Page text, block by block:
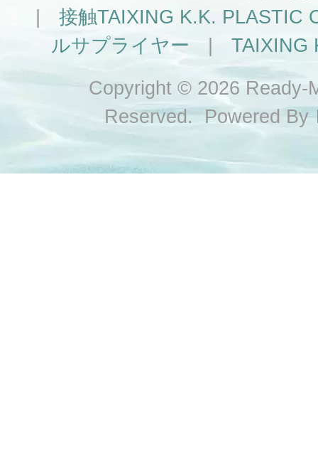
接触TAIXING K.K. PLASTIC
ルサプライヤー
TAIXING
Copyright © 2026 Ready-
Reserved. Powered By